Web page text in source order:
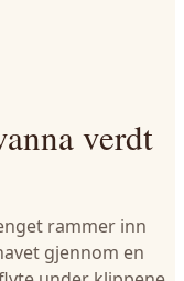
verdt
rammer inn
gjennom en